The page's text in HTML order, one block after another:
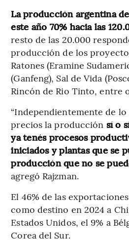
La producción argentina
este año 70% hacia las
resto de las 20.000
producción de los
Ratones (Eramine
(Ganfeng), Sal de Vida
Rincón de Rio Tinto, entre
“Independientemente de lo
precios la producción sí o
ya tenés procesos
iniciados y plantas que se
producción que no se
agregó Rajzman.
El 46% de las
como destino en 2024 a
Estados Unidos, el 9% a
Corea del Sur.